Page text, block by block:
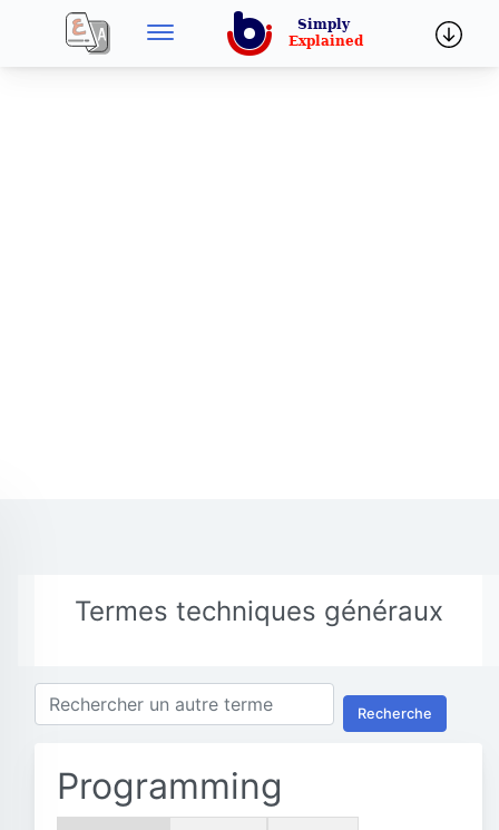
Termes techniques généraux
Recherche
Programming